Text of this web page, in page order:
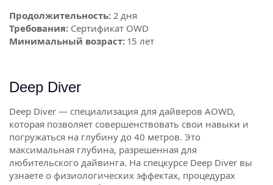
Продолжительность: 2 дня
Требования: Сертификат OWD
Минимальный возраст: 15 лет
Deep Diver
Deep Diver — специализация для дайверов AOWD,
которая позволяет совершенствовать свои навыки и
погружаться на глубину до 40 метров. Это
максимальная глубина, разрешенная для
любительского дайвинга. На спецкурсе Deep Diver вы
узнаете о физиологических эффектах, процедурах